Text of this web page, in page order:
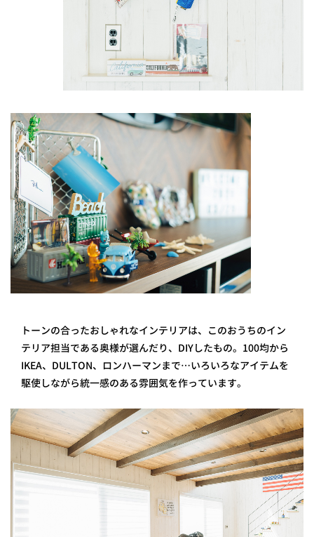
トーンの合ったおしゃれなインテリアは、このおうちのイン
テリア担当である奥様が選んだり、DIYしたもの。100均から
IKEA、DULTON、ロンハーマンまで…いろいろなアイテムを
駆使しながら統一感のある雰囲気を作っています。